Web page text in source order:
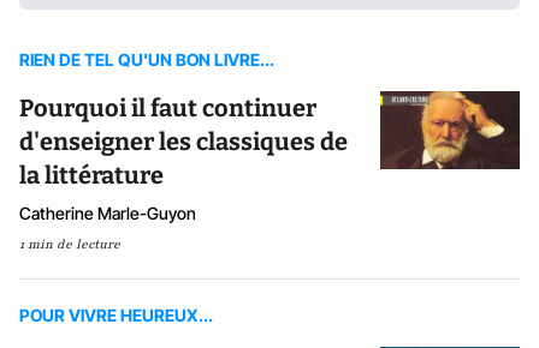
RIEN DE TEL QU'UN BON LIVRE...
Pourquoi il faut continuer
d'enseigner les classiques de
la littérature
Catherine Marle-Guyon
1 min de lecture
POUR VIVRE HEUREUX...